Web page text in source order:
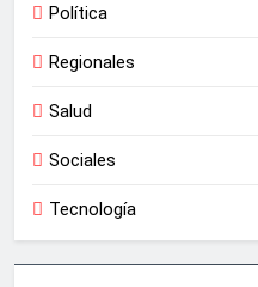
Política
Regionales
Salud
Sociales
Tecnología